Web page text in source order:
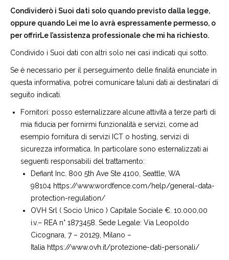
Condividerò i Suoi dati solo quando previsto dalla legge,
oppure quando Lei me lo avrà espressamente permesso, o
per offrirLe l’assistenza professionale che mi ha richiesto.
Condivido i Suoi dati con altri solo nei casi indicati qui sotto.
Se è necessario per il perseguimento delle finalità enunciate in
questa informativa, potrei comunicare taluni dati ai destinatari di
seguito indicati.
Fornitori: posso esternalizzare alcune attività a terze parti di
mia fiducia per fornirmi funzionalità e servizi, come ad
esempio fornitura di servizi ICT o hosting, servizi di
sicurezza informatica. In particolare sono esternalizzati ai
seguenti responsabili del trattamento:
Defiant Inc. 800 5th Ave Ste 4100, Seattle, WA
98104 https://www.wordfence.com/help/general-data-
protection-regulation/
OVH Srl ( Socio Unico ) Capitale Sociale €. 10.000,00
i.v.– REA n° 1873458. Sede Legale: Via Leopoldo
Cicognara, 7 – 20129, Milano –
Italia https://www.ovh.it/protezione-dati-personali/